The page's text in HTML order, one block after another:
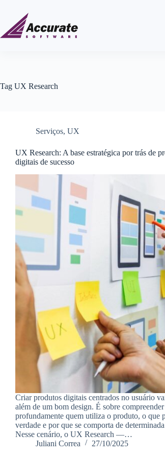
Tag UX Research
Serviços, UX
UX Research: A base estratégica por trás de
digitais de sucesso
Criar produtos digitais centrados no usuário
além de um bom design. É sobre compreender
profundamente quem utiliza o produto, o que
verdade e por que se comporta de
Nesse cenário, o UX Research —…
Juliani Correa
27/10/2025